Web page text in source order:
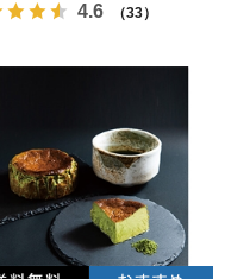
4.6 （33）